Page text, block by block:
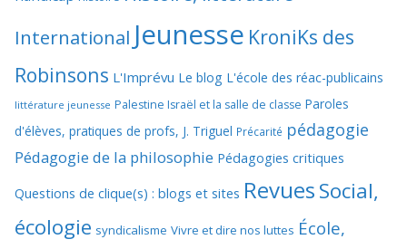
International Jeunesse KroniKs des
Robinsons L'Imprévu Le blog L'école des réac-publicains
littérature jeunesse Palestine Israël et la salle de classe Paroles
d'élèves, pratiques de profs, J. Triguel Précarité pédagogie
Pédagogie de la philosophie Pédagogies critiques
Questions de clique(s) : blogs et sites RevuesSocial,
écologie syndicalisme Vivre et dire nos luttes École,